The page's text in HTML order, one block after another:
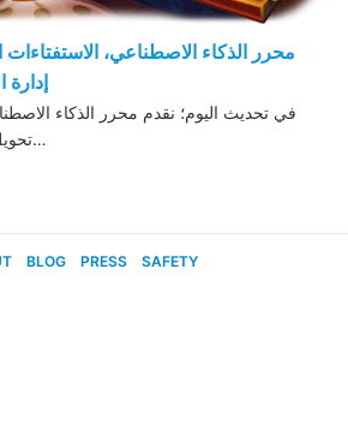
محرر الذكاء الاصطناعي، الاستفتاءات
إدارة
في تحديث اليوم؛ نقدم محرر الذكاء
تحويل أو تصحيح نصك بنقرتين…
BLOG PRESS SAFETY